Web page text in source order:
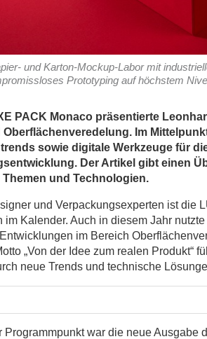
und Karton-Mockup-Labor mit
Prototyping auf höchstem
PACK Monaco präsentierte
Oberflächenveredelung. Im
sowie digitale Werkzeuge für
Der Artikel gibt einen
und Technologien.
und Verpackungsexperten ist die
im Kalender. Auch in diesem Jahr
im Bereich
„Von der Idee zum realen Produkt“
neue Trends und technische
Programmpunkt war die neue Ausgabe